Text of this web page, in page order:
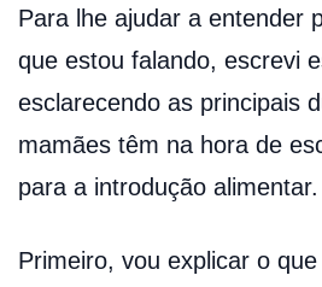
Para lhe ajudar a entender
que estou falando, escrevi
esclarecendo as principais
mamães têm na hora de
para a introdução alimentar.
Primeiro, vou explicar o